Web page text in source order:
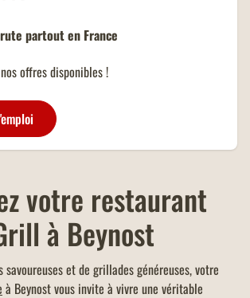
pour une pause déjeuner rapide !
ADDITION
-5% de réduction sur l'addition
d'un montant minimum de 40
Un menu KIDS offert dans tous
les restaurants Buffalo Grill sur
présentation de votre carte
famille nombreuse et dans la
limite d'un menu KIDS par
addition.
partout en France
offres disponibles !
votre restaurant
à Beynost
savoureuses et de grillades généreuses, votre
à Beynost vous invite à vivre une véritable